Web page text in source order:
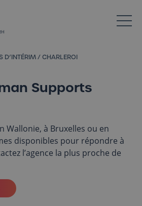
humaines dans l’Horeca
D’INTÉRIM/CHARLEROI
Supports
Wallonie, à Bruxelles ou en
disponibles pour répondre à
l’agence la plus proche de